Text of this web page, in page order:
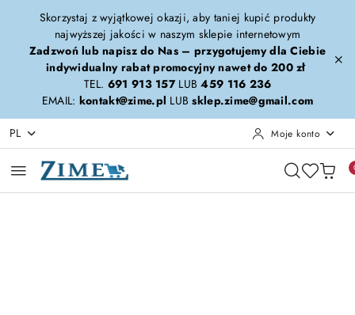
Przejdź do treści głównej
Przejdź do wyszukiwarki
Przejdź do moje konto
Przejdź do menu głównego
Przejdź do opisu produktu
Przejdź do stopki
Skorzystaj z wyjątkowej okazji, aby taniej kupić produkty
najwyższej jakości w naszym sklepie internetowym
Zadzwoń lub napisz do Nas – przygotujemy dla Ciebie
indywidualny rabat promocyjny nawet do 200 zł
TEL. 691 913 157LUB459 116 236
EMAIL: kontakt@zime.pl LUBsklep.zime@gmail.com
PL Moje konto